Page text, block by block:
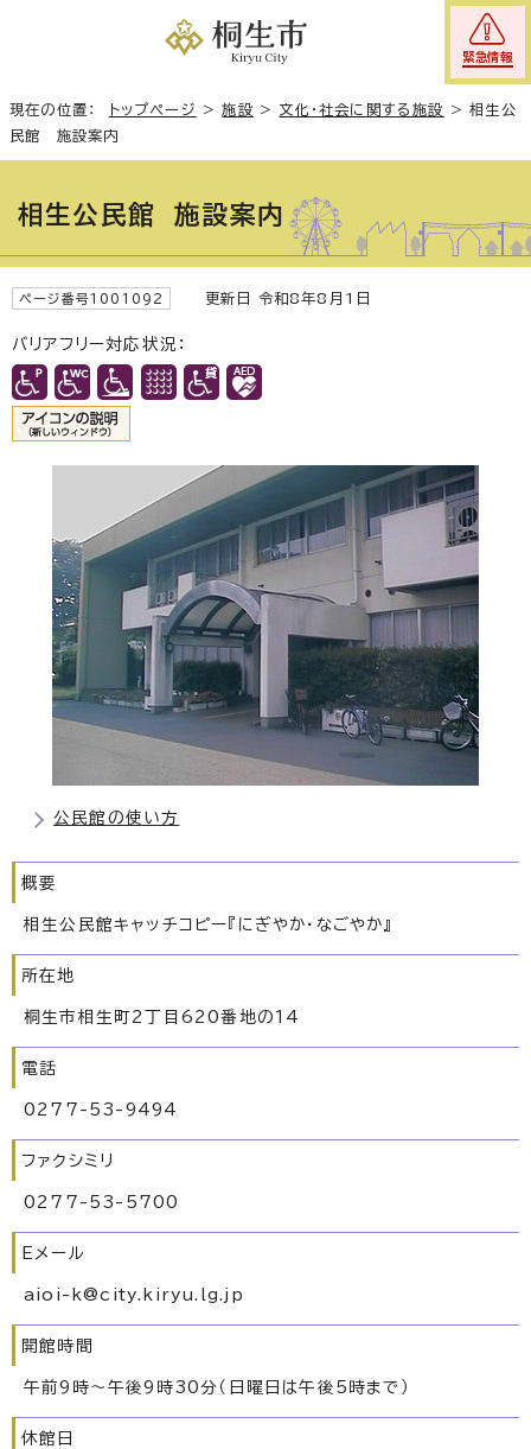
緊急情報
現在の位置： トップページ >施設 >文化・社会に関する施設 >相生公
民館 施設案内
相生公民館 施設案内
ページ番号1001092 更新日 令和8年8月1日
バリアフリー対応状況：
公民館の使い方
概要
相生公民館キャッチコピー『にぎやか・なごやか』
所在地
桐生市相生町2丁目620番地の14
電話
0277-53-9494
ファクシミリ
0277-53-5700
Eメール
aioi-k@city.kiryu.lg.jp
開館時間
午前9時～午後9時30分（日曜日は午後5時まで）
休館日